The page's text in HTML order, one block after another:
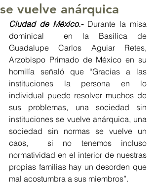
se vuelve anárquica
Ciudad de México.- Durante la misa
dominical  en la Basílica de
Guadalupe Carlos Aguiar Retes,
Arzobispo Primado de México en su
homilía señaló que “Gracias a las
instituciones la persona en lo
individual puede resolver muchos de
sus problemas, una sociedad sin
instituciones se vuelve anárquica, una
sociedad sin normas se vuelve un
caos,  si no tenemos incluso
normatividad en el interior de nuestras
propias familias hay un desorden que
mal acostumbra a sus miembros”.